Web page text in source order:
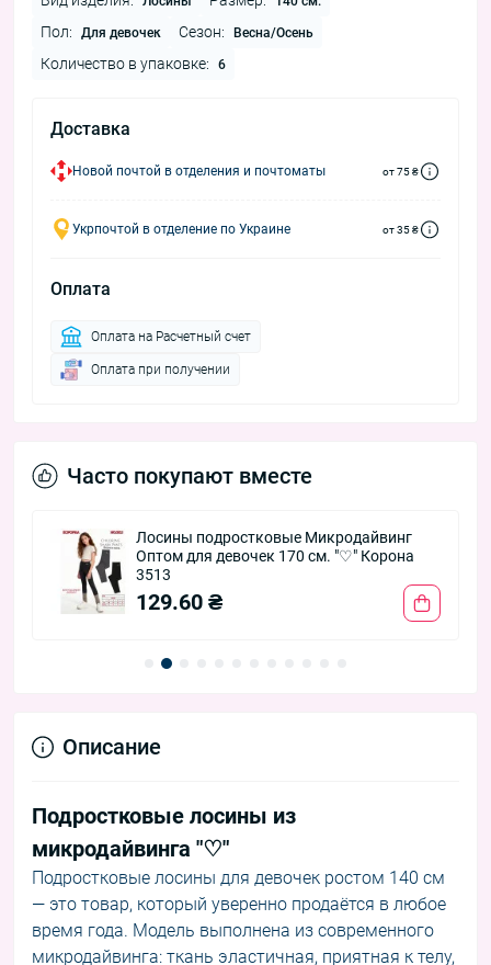
Пол: Для девочек Сезон: Весна/Осень
Количество в упаковке: 6
Доставка
Новой почтой в отделения и почтоматы от 75 ₴
Укрпочтой в отделение по Украине от 35 ₴
Оплата
Оплата на Расчетный счет
Оплата при получении
Часто покупают вместе
Лосины подростковые Микродайвинг
Оптом для девочек 170 см. "♡" Корона
3513
129.60 ₴
Описание
Подростковые лосины из
микродайвинга "♡"
Подростковые лосины для девочек ростом 140 см
— это товар, который уверенно продаётся в любое
время года. Модель выполнена из современного
микродайвинга: ткань эластичная, приятная к телу,